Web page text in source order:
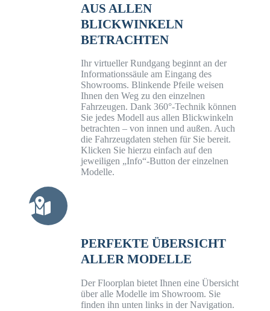
AUS ALLEN
BLICKWINKELN
BETRACHTEN
Ihr virtueller Rundgang beginnt an der
Informationssäule am Eingang des
Showrooms. Blinkende Pfeile weisen
Ihnen den Weg zu den einzelnen
Fahrzeugen. Dank 360°-Technik können
Sie jedes Modell aus allen Blickwinkeln
betrachten – von innen und außen. Auch
die Fahrzeugdaten stehen für Sie bereit.
Klicken Sie hierzu einfach auf den
jeweiligen „Info“-Button der einzelnen
Modelle.
PERFEKTE ÜBERSICHT
ALLER MODELLE
Der Floorplan bietet Ihnen eine Übersicht
über alle Modelle im Showroom. Sie
finden ihn unten links in der Navigation.